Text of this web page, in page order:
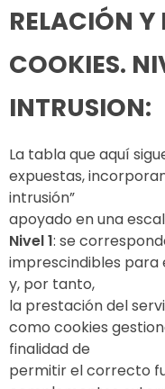
RELACIÓN Y
COOKIES.
INTRUSION:
La tabla que aquí
expuestas,
intrusión”
apoyado en una
Nivel 1: se
imprescindibles para
y, por tanto,
la prestación del
como cookies
finalidad de
permitir el correcto